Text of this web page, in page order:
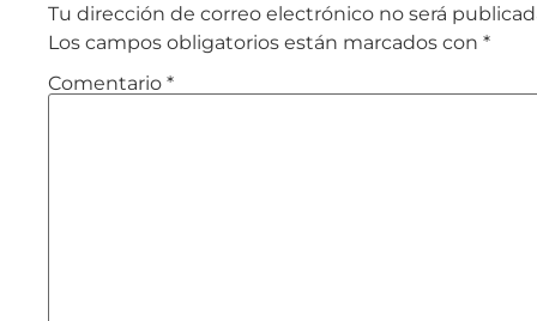
Tu dirección de correo electrónico no será
Los campos obligatorios están marcados con *
Comentario *